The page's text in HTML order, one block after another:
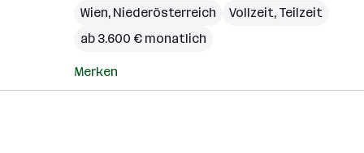
Wien, Niederösterreich
Vollzeit, Teilzeit
ab 3.600 € monatlich
Merken